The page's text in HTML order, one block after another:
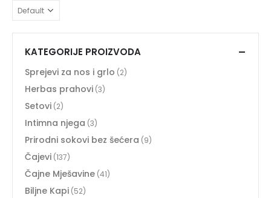
KATEGORIJE PROIZVODA
Sprejevi za nos i grlo (2)
Herbas prahovi (3)
Setovi (2)
Intimna njega (3)
Prirodni sokovi bez šećera (9)
Čajevi (137)
Čajne Mješavine (41)
Biljne Kapi (52)